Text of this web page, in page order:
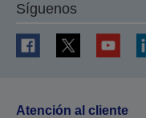
Síguenos
Atención al cliente